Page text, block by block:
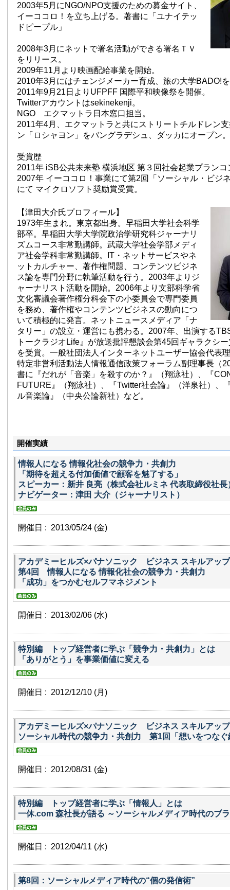
2003年5月にNGO/NPO支援のための募金サイト、
イーココロ！を立ち上げる。著書に「ユナイテッ
ドピープル」
2008年3月にネットで署名活動ができる署名ＴＶ
をリリース。
2009年11月より映画配給事業を開始。
2010年3月にはチェンジメーカー育成、旅の大学BADO!
2011年9月21日よりUFPFF 国際平和映像祭を開催。
Twitterアカウントはsekinekenji。
NGO エクマットラ日本窓口担当。
2011年4月、エクマットラと共にストリートチルドレン
ン「ロシャヨン」をバングラデシュ、ダッカにオープン。
受賞歴
2011年 iSB公共未来塾 横浜地区 第３回社会起業プランコ
2007年 イーココロ！事業にて第2回「ソーシャル・ビジ
にて マイクロソフト奨励賞受賞。
【津田大介氏プロフィール】
1973年生まれ。東京都出身。早稲田大学社会科学
部卒。早稲田大学大学院政治学研究科ジャーナリ
ズムコース非常勤講師。武蔵大学社会学部メディ
ア社会学科非常勤講師。IT・ネットサービスやネ
ットカルチャー、著作権問題、コンテンツビジネ
ス論を専門分野に執筆活動を行う。2003年よりジ
ャーナリスト活動を開始。2006年より文部科学省
文化審議会著作権分科会下の小委員会で専門委員
を務め、著作権やコンテンツビジネスの動向につ
いて積極的に発言。ネットニュースメディア「ナ
タリー」の設立・運営にも携わる。2007年、出演する
トークラジオLife』が放送批評懇談会第45回ギャラクシ
を受賞。一般社団法人インターネットユーザー協会代表
特定非営利活動法人情報通信政策フォーラム副理事長（
書に『だれが「音楽」を殺すのか？』（翔泳社）、『
FUTURE』（翔泳社）、『Twitter社会論』（洋泉社）、
ル音楽論』（中央公論新社）など。
開催実績
情報人になる 情報化社会の競争力・共創力
「期待を超える付加価値で顧客を魅了する」
スピーカー：新井 良亮（株式会社ルミネ 代表取締役社長
ナビゲーター：津田 大介（ジャーナリスト）
開催日 : 2013/05/24 (金)
アカデミーヒルズ×パナソニック ビジネス スキルアッ
第4回 情報人になる 情報化社会の競争力・共創力
「成功」をつかむセルフマネジメント
開催日 : 2013/02/06 (水)
特別編 トップ経営者に学ぶ「競争力・共創力」とは
「ありがとう」を事業価値に変える
開催日 : 2012/12/10 (月)
アカデミーヒルズ×パナソニック ビジネス スキルアッ
ソーシャル時代の競争力・共創力 第1回「想いをつなぐ
開催日 : 2012/08/31 (金)
特別編 トップ経営者に学ぶ「情報人」とは
一休.com 森社長が語る ～ソーシャルメディア時代のブ
開催日 : 2012/04/11 (水)
第8回：ソーシャルメディア時代の“個の発信術”